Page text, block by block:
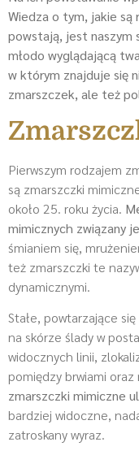
Wiedza o tym, jakie
powstają, jest naszym
młodo wyglądającą
w którym znajduje się
zmarszczek, ale też
Pierwszym rodzajem
są zmarszczki
około 25. roku życia.
mimicznych związany
śmianiem się,
też zmarszczki te
dynamicznymi.
Stałe, powtarzające
na skórze ślady w
widocznych linii,
pomiędzy brwiami
zmarszczki mimiczne
bardziej widoczne,
zatroskany wyraz.